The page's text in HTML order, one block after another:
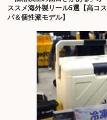
ススメ海外製リール5選【高コス
パ＆個性派モデル】